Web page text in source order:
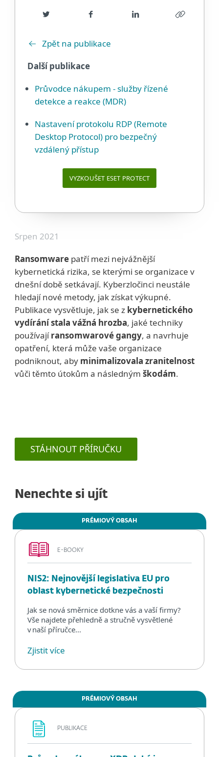
Zpět na publikace
Další publikace
Průvodce nákupem - služby řízené
detekce a reakce (MDR)
Nastavení protokolu RDP (Remote
Desktop Protocol) pro bezpečný
vzdálený přístup
VYZKOUŠET ESET PROTECT
Srpen 2021
Ransomware patří mezi nejvážnější
kybernetická rizika, se kterými se organizace v
dnešní době setkávají. Kyberzločinci neustále
hledají nové metody, jak získat výkupné.
Publikace vysvětluje, jak se z kybernetického
vydírání stala vážná hrozba, jaké techniky
používajíransomwarové gangy, a navrhuje
opatření, která může vaše organizace
podniknout, aby minimalizovala zranitelnost
vůči těmto útokům a následným škodám.
STÁHNOUT PŘÍRUČKU
Nenechte si ujít
PRÉMIOVÝ OBSAH
E-BOOKY
NIS2: Nejnovější legislativa EU pro
oblast kybernetické bezpečnosti
Jak se nová směrnice dotkne vás a vaší firmy?
Vše najdete přehledně a stručně vysvětlené
v naší příručce...
Zjistit více
PRÉMIOVÝ OBSAH
PUBLIKACE